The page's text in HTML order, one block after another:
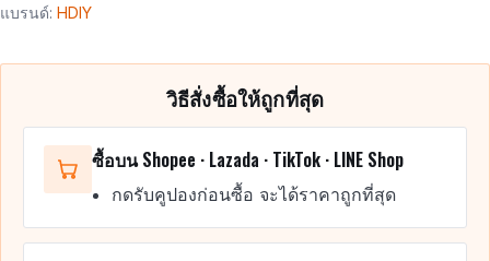
แบรนด์: HDIY
วิธีสั่งซื้อให้ถูกที่สุด
ซื้อบน Shopee · Lazada · TikTok · LINE Shop
กดรับคูปองก่อนซื้อ จะได้ราคาถูกที่สุด